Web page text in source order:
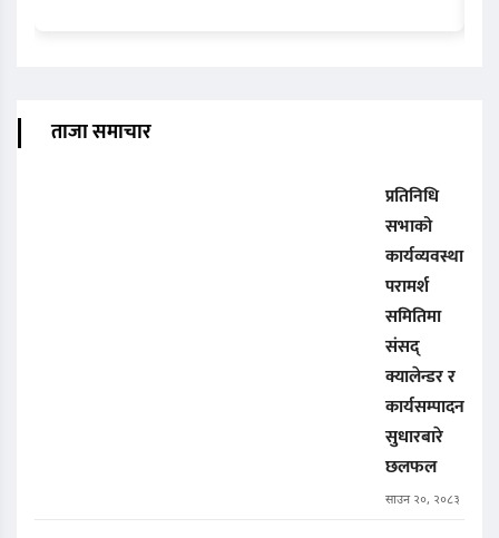
ताजा समाचार
प्रतिनिधि
सभाको
कार्यव्यवस्था
परामर्श
समितिमा
संसद्
क्यालेन्डर र
कार्यसम्पादन
सुधारबारे
छलफल
साउन २०, २०८३